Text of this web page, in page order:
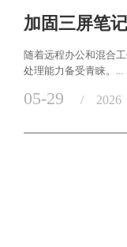
加固三屏笔
随着远程办公和混合
处理能力备受青睐。...
05-29 / 2026